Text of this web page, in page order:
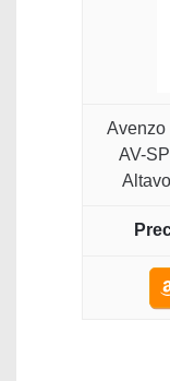
Avenzo
AV-